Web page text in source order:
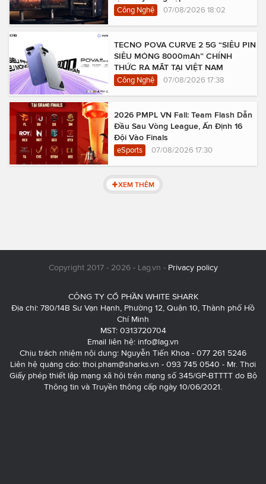
Công Nghệ 07/08/2026 18:02
TECNO POVA CURVE 2 5G “SIÊU PIN
SIÊU MỎNG 8000mAh” CHÍNH
THỨC RA MẮT TẠI VIỆT NAM
Công Nghệ 07/08/2026 17:38
2026 PMPL VN Fall: Team Flash Dẫn
Đầu Sau Vòng League, Ấn Định 16
Đội Vào Finals
eSports 07/08/2026 17:30
XEM THÊM
Copyright 2017 - 2026 - Lag.vn - Privacy policy
CÔNG TY CỔ PHẦN WHITE SHARK
Địa chỉ: 780/14B Sư Vạn Hạnh, Phường 12, Quận 10, Thành phố Hồ
Chí Minh
MST: 0313720704
Email liên hệ: info@lag.vn
Chịu trách nhiệm nội dung: Nguyễn Tiến Khoa - 077 261 5246
Liên hệ quảng cáo: thoi.pham@sharks.vn - 093 745 0540 - Mr. Thơi
Giấy phép thiết lập mạng xã hội trên mạng số 345/GP-BTTTT do Bộ
Thông tin và Truyền thông cấp ngày 10/06/2021.